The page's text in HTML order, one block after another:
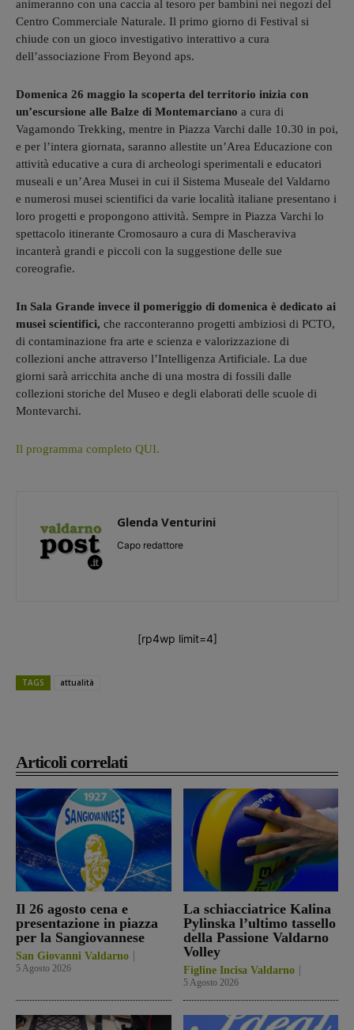
Articoli correlati
Il 26 agosto cena e
presentazione in piazza
per la Sangiovannese
San Giovanni Valdarno
5 Agosto 2026
La schiacciatrice Kalina
Pylinska l’ultimo tassello
della Passione Valdarno
Volley
Figline Incisa Valdarno
5 Agosto 2026
animeranno con una caccia al tesoro per bambini nei negozi del
Centro Commerciale Naturale. Il primo giorno di Festival si
chiude con un gioco investigativo interattivo a cura
dell’associazione From Beyond aps.
Domenica 26 maggio la scoperta del territorio inizia con
un’escursione alle Balze di Montemarciano a cura di
Vagamondo Trekking, mentre in Piazza Varchi dalle 10.30 in poi,
e per l’intera giornata, saranno allestite un’Area Educazione con
attività educative a cura di archeologi sperimentali e educatori
museali e un’Area Musei in cui il Sistema Museale del Valdarno
e numerosi musei scientifici da varie località italiane presentano i
loro progetti e propongono attività. Sempre in Piazza Varchi lo
spettacolo itinerante Cromosauro a cura di Mascheraviva
incanterà grandi e piccoli con la suggestione delle sue
coreografie.
In Sala Grande invece il pomeriggio di domenica è dedicato ai
musei scientifici, che racconteranno progetti ambiziosi di PCTO,
di contaminazione fra arte e scienza e valorizzazione di
collezioni anche attraverso l’Intelligenza Artificiale. La due
giorni sarà arricchita anche di una mostra di fossili dalle
collezioni storiche del Museo e degli elaborati delle scuole di
Montevarchi.
Il programma completo QUI.
Glenda Venturini
Capo redattore
[rp4wp limit=4]
TAGS attualità